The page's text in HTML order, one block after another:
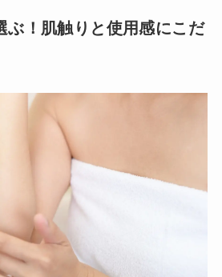
ぶ！肌触りと使用感にこだ